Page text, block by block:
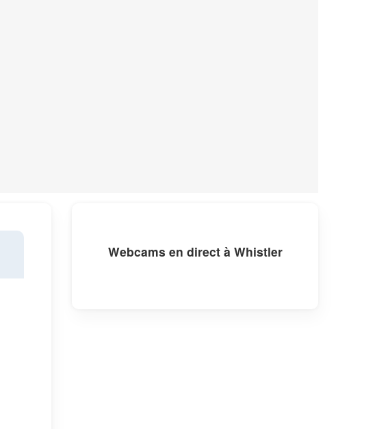
Webcams en direct à Whistler